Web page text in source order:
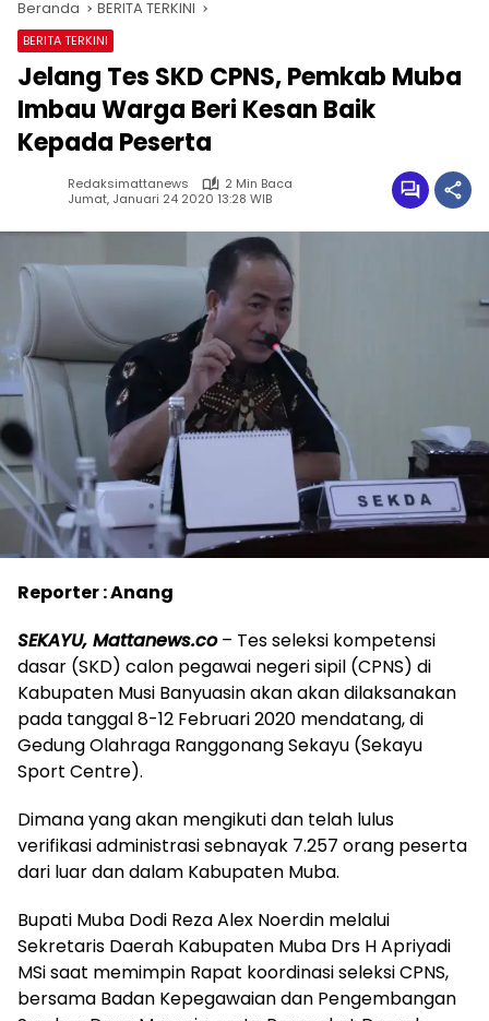
Beranda BERITA TERKINI
BERITA TERKINI
Jelang Tes SKD CPNS, Pemkab Muba
Imbau Warga Beri Kesan Baik
Kepada Peserta
Redaksimattanews
2 Min Baca
Jumat, Januari 24 2020 13:28 WIB
Reporter : Anang
SEKAYU, Mattanews.co– Tes seleksi kompetensi
dasar (SKD) calon pegawai negeri sipil (CPNS) di
Kabupaten Musi Banyuasin akan akan dilaksanakan
pada tanggal 8-12 Februari 2020 mendatang, di
Gedung Olahraga Ranggonang Sekayu (Sekayu
Sport Centre).
Dimana yang akan mengikuti dan telah lulus
verifikasi administrasi sebnayak 7.257 orang peserta
dari luar dan dalam Kabupaten Muba.
Bupati Muba Dodi Reza Alex Noerdin melalui
Sekretaris Daerah Kabupaten Muba Drs H Apriyadi
MSi saat memimpin Rapat koordinasi seleksi CPNS,
bersama Badan Kepegawaian dan Pengembangan